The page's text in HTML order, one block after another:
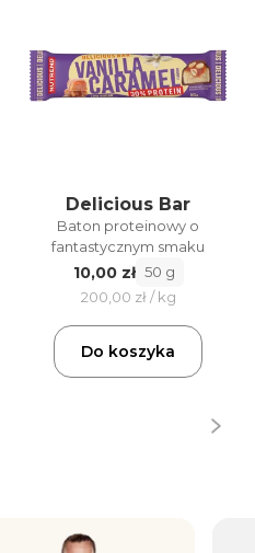
Delicious Bar
Baton proteinowy o
fantastycznym smaku
10,00 zł 50 g
200,00 zł / kg
Do koszyka